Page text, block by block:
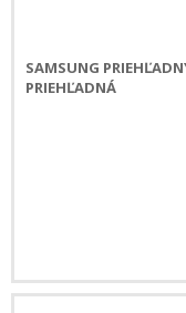
SAMSUNG
PRIEHĽADNÁ